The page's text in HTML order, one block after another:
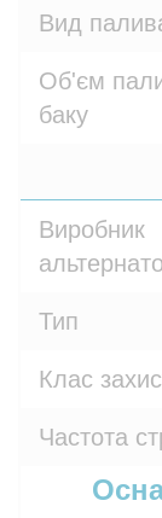
Вид
Об'єм
баку
Виробник
Тип
Клас
Частота